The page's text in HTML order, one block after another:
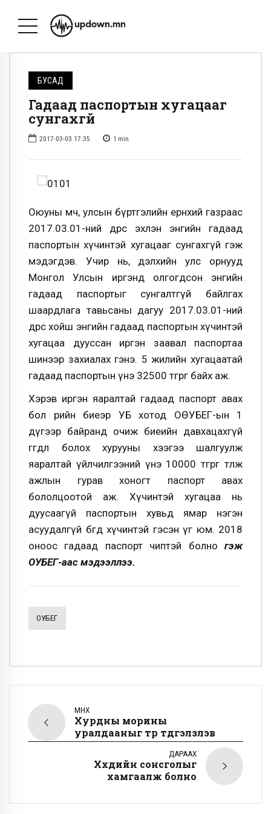
БУСАД
Гадаад паспортын хугацааг
сунгахгүй
2017-03-03 17:35 1 min
Оюуны өмч, улсын бүртгэлийн ерөнхий газраас
2017.03.01-ний өдрөөс эхлэн энгийн гадаад
паспортын хүчинтэй хугацааг сунгахгүй гэж
мэдэгдэв. Учир нь, дэлхийн улс орнууд
Монгол Улсын иргэнд олгогдсон энгийн
гадаад паспортыг сунгалтгүй байлгах
шаардлага тавьсаны дагуу 2017.03.01-ний
өдрөөс хойш энгийн гадаад паспортын хүчинтэй
хугацаа дууссан иргэн заавал паспортаа
шинээр захиалах гэнэ. 5 жилийн хугацаатай
гадаад паспортын үнэ 32500 төгрөг байх аж.
Хэрэв иргэн яаралтай гадаад паспорт авах
бол өөрийн биеэр УБ хотод ОӨУБЕГ-ын 1
дүгээр байранд очиж биеийн давхацахгүй
өгөгдөл болох хурууны хээгээ шалгуулж
яаралтай үйлчилгээний үнэ 10000 төгрөг төлж
ажлын гурав хоногт паспорт авах
бололцоотой аж. Хүчинтэй хугацаа нь
дуусаагүй паспортын хувьд ямар нэгэн
асуудалгүй бөгөөд хүчинтэй гэсэн үг юм. 2018
оноос гадаад паспорт чиптэй болно гэж
ОӨУБЕГ-аас мэдээллээ.
ОӨУБЕГ
ӨМНӨХ
Хурдны морины
уралдааныг түр түдгэлзүүлэв
ДАРААХ
Хүүхдийн сонсголыг
хамгаалж болно